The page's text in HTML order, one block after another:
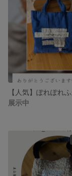
展示中